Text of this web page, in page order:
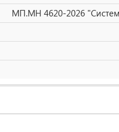
МП.МН 4620-2026